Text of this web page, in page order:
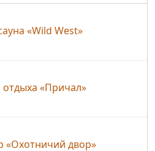
«Wild West»
отдыха «Причал»
«Охотничий двор»